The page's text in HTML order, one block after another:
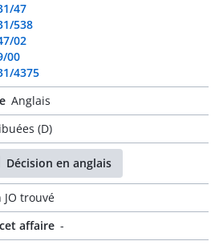
47
538
02
00
4375
Anglais
(D)
Décision en anglais
trouvé
affaire -